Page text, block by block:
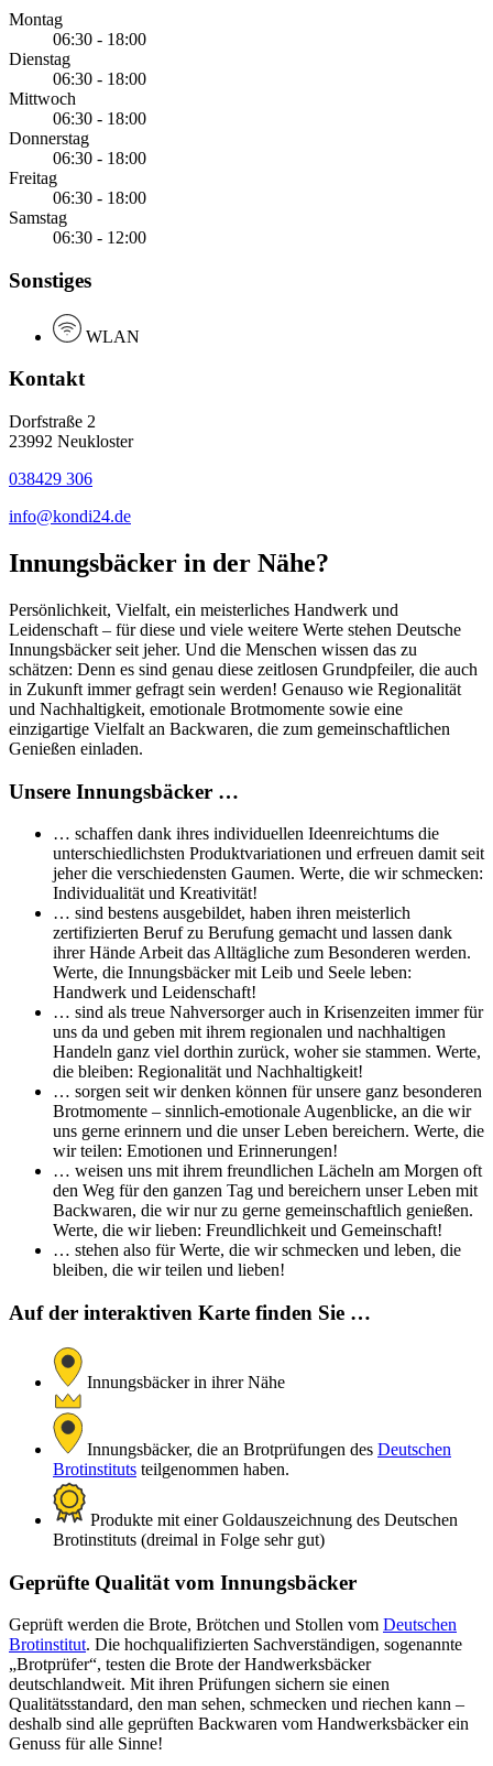
Montag
06:30 - 18:00
Dienstag
06:30 - 18:00
Mittwoch
06:30 - 18:00
Donnerstag
06:30 - 18:00
Freitag
06:30 - 18:00
Samstag
06:30 - 12:00
Sonstiges
WLAN
Kontakt
Dorfstraße 2
23992 Neukloster
038429 306
info@kondi24.de
Innungsbäcker in der Nähe?
Persönlichkeit, Vielfalt, ein meisterliches Handwerk und
Leidenschaft – für diese und viele weitere Werte stehen Deutsche
Innungsbäcker seit jeher. Und die Menschen wissen das zu
schätzen: Denn es sind genau diese zeitlosen Grundpfeiler, die auch
in Zukunft immer gefragt sein werden! Genauso wie Regionalität
und Nachhaltigkeit, emotionale Brotmomente sowie eine
einzigartige Vielfalt an Backwaren, die zum gemeinschaftlichen
Genießen einladen.
Unsere Innungsbäcker …
… schaffen dank ihres individuellen Ideenreichtums die
unterschiedlichsten Produktvariationen und erfreuen damit seit
jeher die verschiedensten Gaumen. Werte, die wir schmecken:
Individualität und Kreativität!
… sind bestens ausgebildet, haben ihren meisterlich
zertifizierten Beruf zu Berufung gemacht und lassen dank
ihrer Hände Arbeit das Alltägliche zum Besonderen werden.
Werte, die Innungsbäcker mit Leib und Seele leben:
Handwerk und Leidenschaft!
… sind als treue Nahversorger auch in Krisenzeiten immer für
uns da und geben mit ihrem regionalen und nachhaltigen
Handeln ganz viel dorthin zurück, woher sie stammen. Werte,
die bleiben: Regionalität und Nachhaltigkeit!
… sorgen seit wir denken können für unsere ganz besonderen
Brotmomente – sinnlich-emotionale Augenblicke, an die wir
uns gerne erinnern und die unser Leben bereichern. Werte, die
wir teilen: Emotionen und Erinnerungen!
… weisen uns mit ihrem freundlichen Lächeln am Morgen oft
den Weg für den ganzen Tag und bereichern unser Leben mit
Backwaren, die wir nur zu gerne gemeinschaftlich genießen.
Werte, die wir lieben: Freundlichkeit und Gemeinschaft!
… stehen also für Werte, die wir schmecken und leben, die
bleiben, die wir teilen und lieben!
Auf der interaktiven Karte finden Sie …
Innungsbäcker in ihrer Nähe
Innungsbäcker, die an Brotprüfungen des Deutschen
Brotinstituts teilgenommen haben.
Produkte mit einer Goldauszeichnung des Deutschen
Brotinstituts (dreimal in Folge sehr gut)
Geprüfte Qualität vom Innungsbäcker
Geprüft werden die Brote, Brötchen und Stollen vom Deutschen
Brotinstitut. Die hochqualifizierten Sachverständigen, sogenannte
„Brotprüfer“, testen die Brote der Handwerksbäcker
deutschlandweit. Mit ihren Prüfungen sichern sie einen
Qualitätsstandard, den man sehen, schmecken und riechen kann –
deshalb sind alle geprüften Backwaren vom Handwerksbäcker ein
Genuss für alle Sinne!